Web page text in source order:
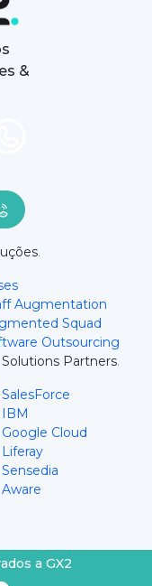
&
.
Augmentation
Squad
Outsourcing
Solutions Partners.
SalesForce
IBM
Google Cloud
Liferay
Sensedia
Aware
a GX2